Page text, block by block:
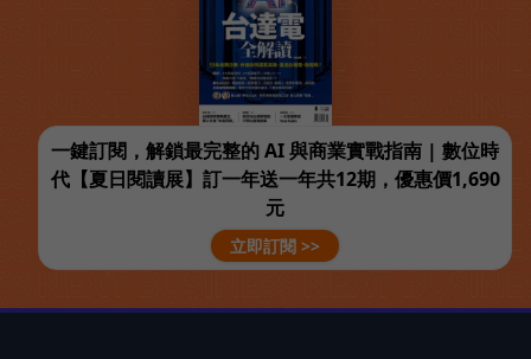
一鍵訂閱，解鎖最完整的 AI 與商業實戰指南 | 數位時
代【夏日閱讀展】訂一年送一年共12期，優惠價1,690
元
立即訂閱 >>